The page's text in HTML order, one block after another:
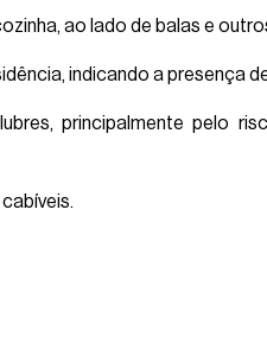
ao lado de balas e
indicando a presença
principalmente pelo